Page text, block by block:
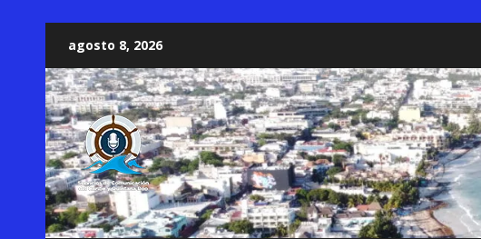
contenido
agosto 8, 2026